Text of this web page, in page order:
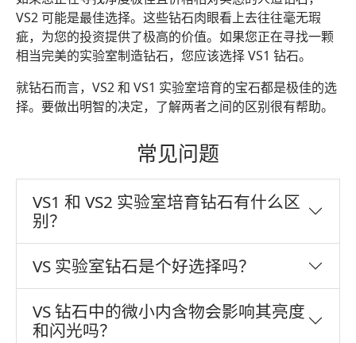
VS2 可能是最佳选择。这些钻石肉眼看上去往往毫无瑕
疵，为您的投资提供了极高的价值。如果您正在寻找一颗
相当完美的实验室制造钻石，您应该选择 VS1 钻石。
就钻石而言，VS2 和 VS1 实验室培育的宝石都是极佳的选
择。要做出明智的决定，了解两者之间的区别很有帮助。
常见问题
VS1 和 VS2 实验室培育钻石有什么区
别？
VS 实验室钻石是个好选择吗？
VS 钻石中的微小内含物会影响其亮度
和闪光吗？